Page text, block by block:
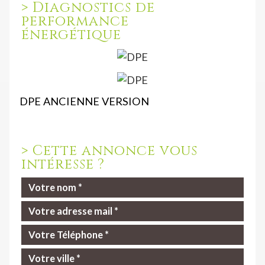
> Diagnostics de
performance
énergétique
DPE ANCIENNE VERSION
> Cette annonce vous
intéresse ?